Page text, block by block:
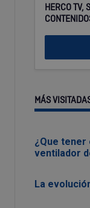
HERCO TV,
MÁS
¿Que tener
ventilador
La